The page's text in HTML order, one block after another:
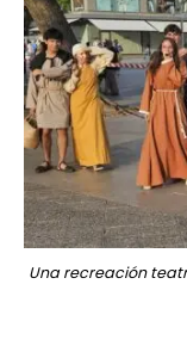
Una recreación